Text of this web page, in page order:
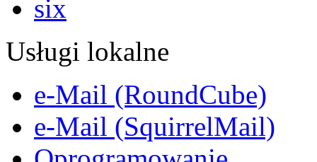
Usługi lokalne
e-Mail (RoundCube)
e-Mail (SquirrelMail)